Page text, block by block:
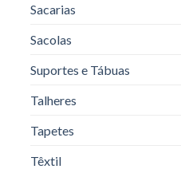
Sacarias
Sacolas
Suportes e Tábuas
Talheres
Tapetes
Têxtil